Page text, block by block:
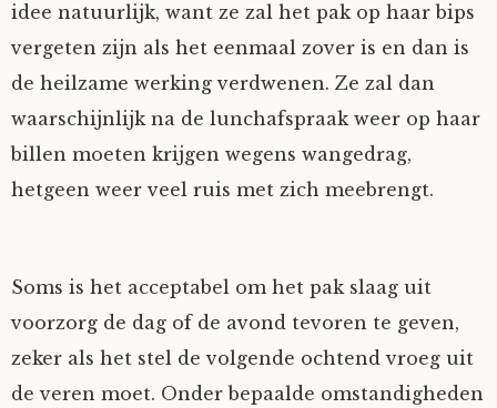
idee natuurlijk, want ze zal het pak op haar bips
vergeten zijn als het eenmaal zover is en dan is
de heilzame werking verdwenen. Ze zal dan
waarschijnlijk na de lunchafspraak weer op haar
billen moeten krijgen wegens wangedrag,
hetgeen weer veel ruis met zich meebrengt.
Soms is het acceptabel om het pak slaag uit
voorzorg de dag of de avond tevoren te geven,
zeker als het stel de volgende ochtend vroeg uit
de veren moet. Onder bepaalde omstandigheden